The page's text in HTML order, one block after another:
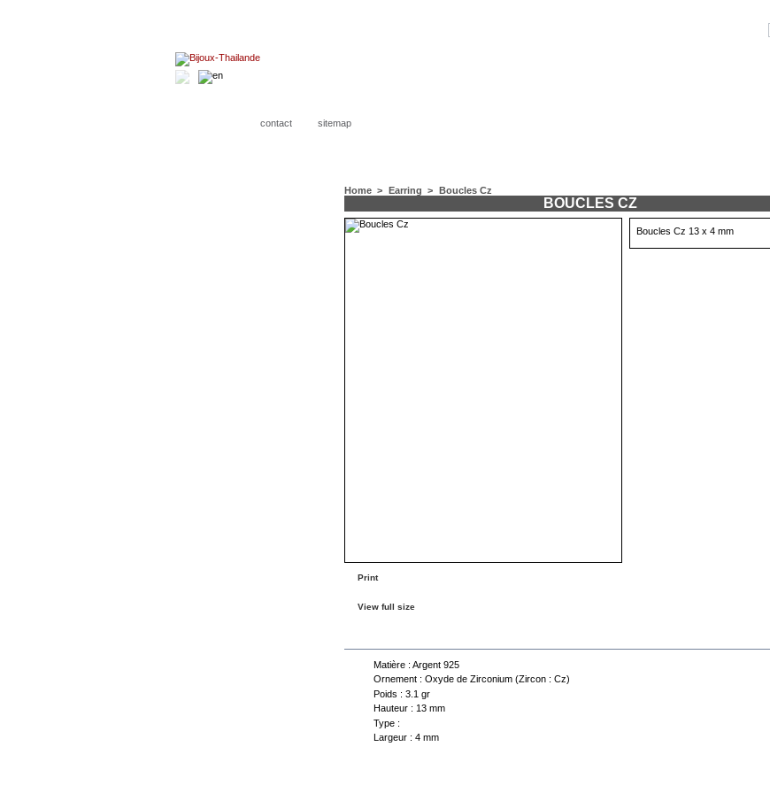
contact sitemap
Home > Earring > Boucles Cz
BOUCLES CZ
Print
View full size
Boucles Cz 13 x 4 mm
Matière : Argent 925
Ornement : Oxyde de Zirconium (Zircon : Cz)
Poids : 3.1 gr
Hauteur : 13 mm
Type :
Largeur : 4 mm